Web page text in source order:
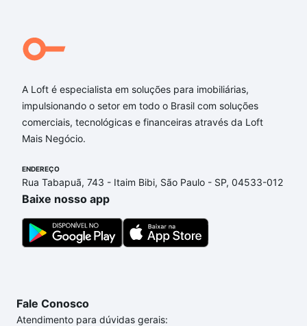
A Loft é especialista em soluções para imobiliárias,
impulsionando o setor em todo o Brasil com soluções
comerciais, tecnológicas e financeiras através da Loft
Mais Negócio.
ENDEREÇO
Rua Tabapuã, 743 - Itaim Bibi, São Paulo - SP, 04533-012
Baixe nosso app
Fale Conosco
Atendimento para dúvidas gerais: